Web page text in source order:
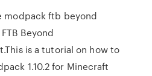
modpack ftb beyond
Beyond
is a tutorial on how to
1.10.2 for Minecraft